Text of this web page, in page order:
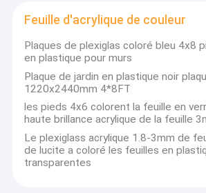
Feuille d'acrylique de couleur
Plaques de plexiglas coloré bleu 4x8
en plastique pour murs
Plaque de jardin en plastique noir
1220x2440mm 4*8FT
les pieds 4x6 colorent la feuille en
haute brillance acrylique de la feuille
Le plexiglass acrylique 1.8-3mm de
de lucite a coloré les feuilles en
transparentes